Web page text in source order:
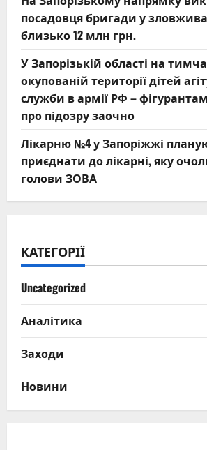
посадовця бригади у
близько 12 млн грн.
У Запорізькій області на
окупованій території дітей
служби в армії РФ –
про підозру заочно
Лікарню №4 у Запоріжжі
приєднати до лікарні, яку
голови ЗОВА
КАТЕГОРІЇ
Uncategorized
Аналітика
Заходи
Новини